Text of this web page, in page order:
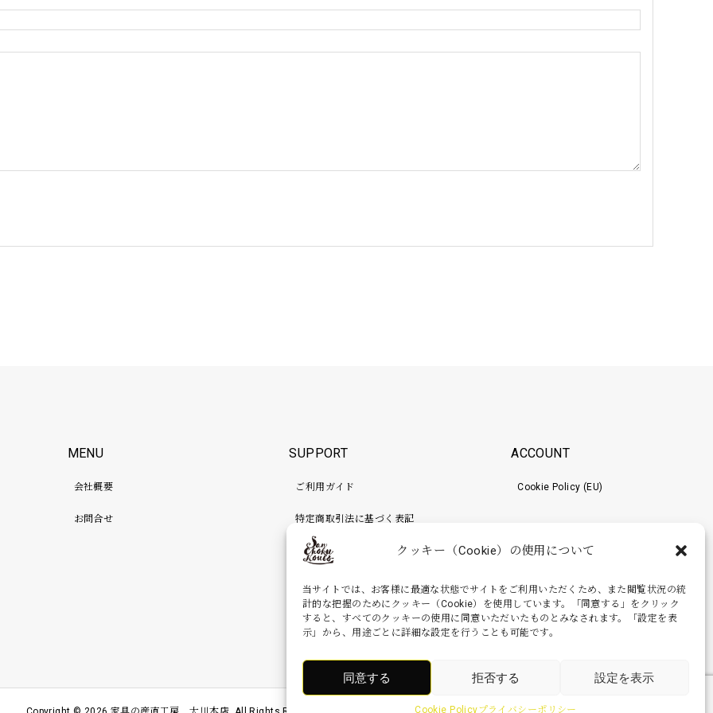
クッキー（Cookie）の使用について
当サイトでは、お客様に最適な状態でサイトをご利用いただくため、また閲覧状況の統
計的な把握のためにクッキー（Cookie）を使用しています。「同意する」をクリック
すると、すべてのクッキーの使用に同意いただいたものとみなされます。「設定を表
示」から、用途ごとに詳細な設定を行うことも可能です。
同意する 拒否する 設定を表示
Cookie Policyプライバシーポリシー
MENU
会社概要
お問合せ
SUPPORT
ご利用ガイド
特定商取引法に基づく表記
プライバシーポリシー
検品、補強、梱包工程
ACCOUNT
Cookie Policy (EU)